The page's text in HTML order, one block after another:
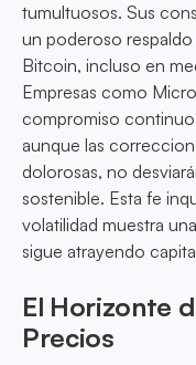
tumultuosos. Sus
un poderoso
Bitcoin, incluso en
Empresas como
compromiso
aunque las
dolorosas, no
sostenible. Esta fe
volatilidad muestra
sigue atrayendo
El Horizonte
Precios